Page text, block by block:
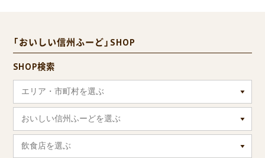
「おいしい信州ふーど」SHOP
SHOP検索
エリア・市町村を選ぶ
おいしい信州ふーどを選ぶ
飲食店を選ぶ